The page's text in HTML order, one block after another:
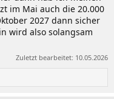
im Mai auch die 20.000
2027 dann sicher
wird also solangsam
Zuletzt bearbeitet: 10.05.2026